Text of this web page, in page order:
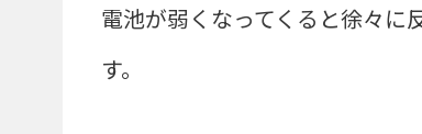
電池が弱くなってくると徐々に
す。